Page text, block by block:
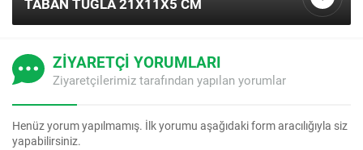
ZİYARETÇİ YORUMLARI
Ziyaretçilerimiz tarafından yapılan yorumlar
Henüz yorum yapılmamış. İlk yorumu aşağıdaki form aracılığıyla siz
yapabilirsiniz.